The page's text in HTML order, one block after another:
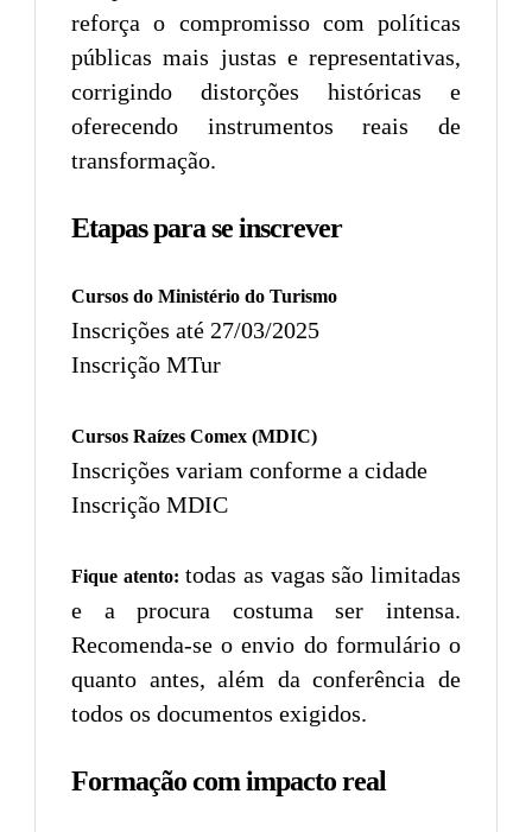
reforça o compromisso com políticas
públicas mais justas e representativas,
corrigindo distorções históricas e
oferecendo instrumentos reais de
transformação.
Etapas para se inscrever
Cursos do Ministério do Turismo
Inscrições até 27/03/2025
Inscrição MTur
Cursos Raízes Comex (MDIC)
Inscrições variam conforme a cidade
Inscrição MDIC
Fique atento: todas as vagas são limitadas
e a procura costuma ser intensa.
Recomenda-se o envio do formulário o
quanto antes, além da conferência de
todos os documentos exigidos.
Formação com impacto real